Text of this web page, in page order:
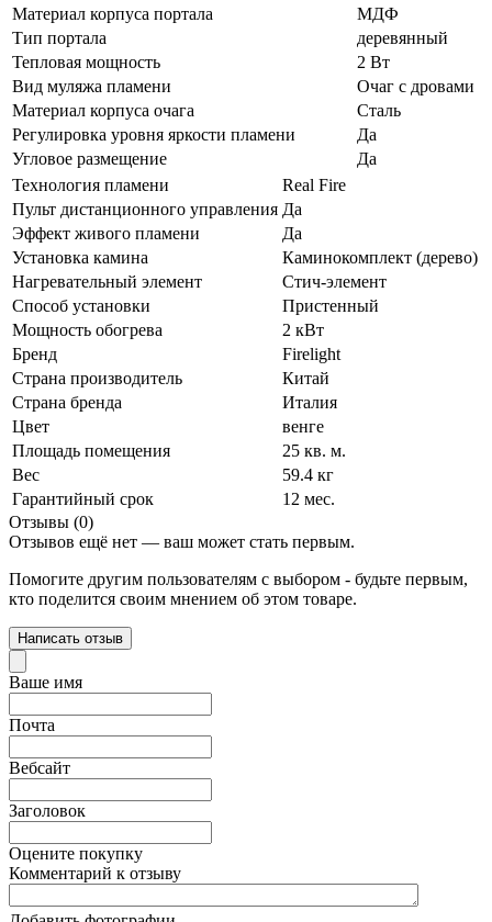
Материал корпуса портала
МДФ
Тип портала
деревянный
Тепловая мощность
2 Вт
Вид муляжа пламени
Очаг с дровами
Материал корпуса очага
Сталь
Регулировка уровня яркости пламени
Да
Угловое размещение
Да
Технология пламени
Real Fire
Пульт дистанционного управления Да
Эффект живого пламени
Да
Установка камина
Каминокомплект (дерево)
Нагревательный элемент
Стич-элемент
Способ установки
Пристенный
Мощность обогрева
2 кВт
Бренд
Firelight
Страна производитель
Китай
Страна бренда
Италия
Цвет
венге
Площадь помещения
25 кв. м.
Вес
59.4 кг
Гарантийный срок
12 мес.
Отзывы (0)
Отзывов ещё нет — ваш может стать первым.
Помогите другим пользователям с выбором - будьте первым,
кто поделится своим мнением об этом товаре.
Написать отзыв
Ваше имя
Почта
Вебсайт
Заголовок
Оцените покупку
Комментарий к отзыву